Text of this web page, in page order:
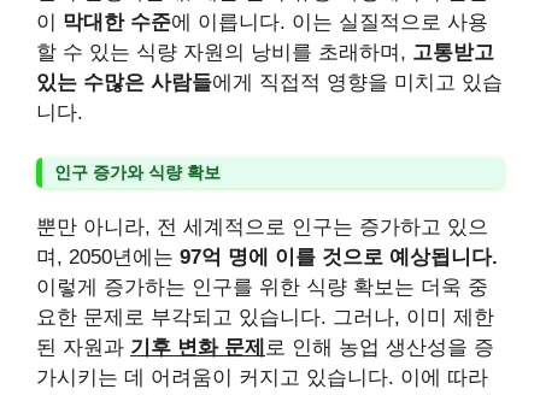
이 막대한 수준에 이릅니다. 이는 실질적으로 사용
할 수 있는 식량 자원의 낭비를 초래하며, 고통받고
있는 수많은 사람들에게 직접적 영향을 미치고 있습
니다.
인구 증가와 식량 확보
뿐만 아니라, 전 세계적으로 인구는 증가하고 있으
며, 2050년에는 97억 명에 이를 것으로 예상됩니다.
이렇게 증가하는 인구를 위한 식량 확보는 더욱 중
요한 문제로 부각되고 있습니다. 그러나, 이미 제한
된 자원과 기후 변화 문제 로 인해 농업 생산성을 증
가시키는 데 어려움이 커지고 있습니다. 이에 따라